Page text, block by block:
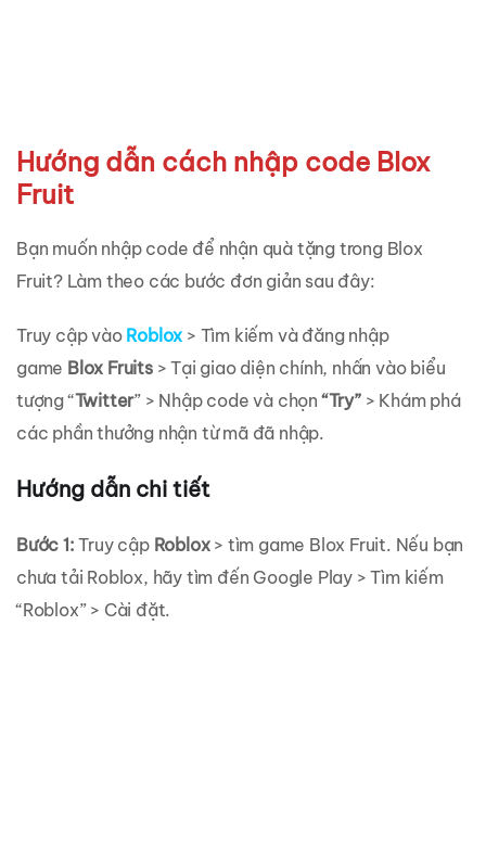
Hướng dẫn cách nhập code Blox
Fruit
Bạn muốn nhập code để nhận quà tặng trong Blox
Fruit? Làm theo các bước đơn giản sau đây:
Truy cập vào Roblox > Tìm kiếm và đăng nhập
game Blox Fruits> Tại giao diện chính, nhấn vào biểu
tượng “Twitter” > Nhập code và chọn“Try”> Khám phá
các phần thưởng nhận từ mã đã nhập.
Hướng dẫn chi tiết
Bước 1: Truy cập Roblox> tìm game Blox Fruit. Nếu bạn
chưa tải Roblox, hãy tìm đến Google Play > Tìm kiếm
“Roblox” > Cài đặt.